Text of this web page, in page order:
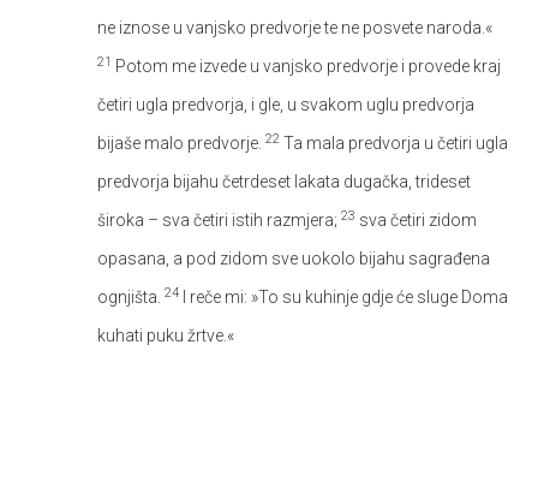
ne iznose u vanjsko predvorje te ne posvete naroda.«
21 Potom me izvede u vanjsko predvorje i provede kraj
četiri ugla predvorja, i gle, u svakom uglu predvorja
bijaše malo predvorje. 22 Ta mala predvorja u četiri ugla
predvorja bijahu četrdeset lakata dugačka, trideset
široka – sva četiri istih razmjera; 23 sva četiri zidom
opasana, a pod zidom sve uokolo bijahu sagrađena
ognjišta. 24
I reče mi: »To su kuhinje gdje će sluge Doma
kuhati puku žrtve.«